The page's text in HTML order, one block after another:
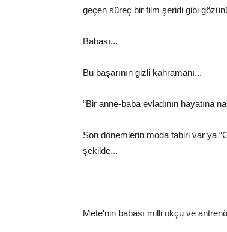
geçen süreç bir film şeridi gibi
Babası...
Bu başarının gizli kahramanı...
“Bir anne-baba evladının hayatına
Son dönemlerin moda tabiri var ya
şekilde...
Mete'nin babası milli okçu ve